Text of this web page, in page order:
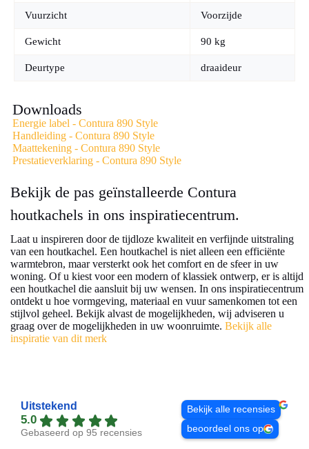
Vuurzicht Voorzijde
Gewicht 90 kg
Deurtype draaideur
Downloads
Energie label - Contura 890 Style
Handleiding - Contura 890 Style
Maattekening - Contura 890 Style
Prestatieverklaring - Contura 890 Style
Bekijk de pas geïnstalleerde Contura
houtkachels in ons inspiratiecentrum.
Laat u inspireren door de tijdloze kwaliteit en verfijnde uitstraling
van een houtkachel. Een houtkachel is niet alleen een efficiënte
warmtebron, maar versterkt ook het comfort en de sfeer in uw
woning. Of u kiest voor een modern of klassiek ontwerp, er is altijd
een houtkachel die aansluit bij uw wensen. In ons inspiratiecentrum
ontdekt u hoe vormgeving, materiaal en vuur samenkomen tot een
stijlvol geheel. Bekijk alvast de mogelijkheden, wij adviseren u
graag over de mogelijkheden in uw woonruimte. Bekijk alle
inspiratie van dit merk
Uitstekend
5.0
Gebaseerd op 95 recensies
Bekijk alle recensies
beoordeel ons op